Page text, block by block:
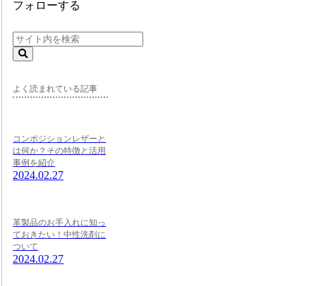
フォローする
よく読まれている記事
コンポジションレザーと
は何か？その特徴と活用
事例を紹介
2024.02.27
革製品のお手入れに知っ
ておきたい！中性洗剤に
ついて
2024.02.27